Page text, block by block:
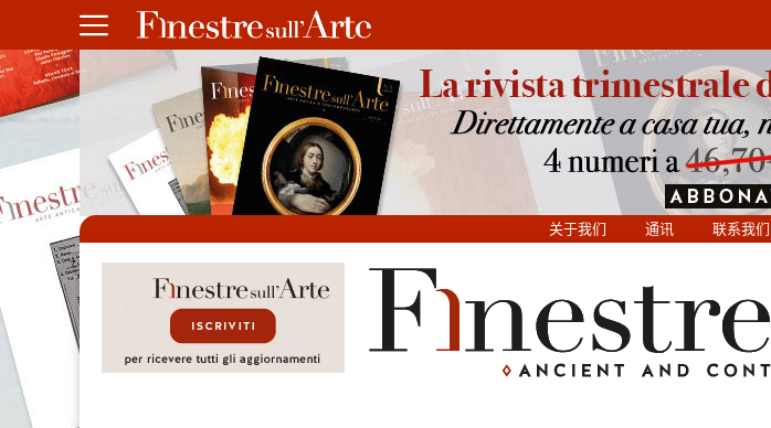
关于我们 通讯 联系我们